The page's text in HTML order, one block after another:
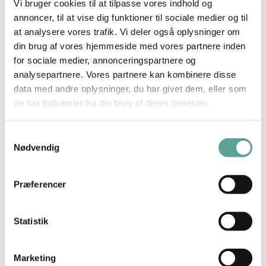
Vi bruger cookies til at tilpasse vores indhold og
annoncer, til at vise dig funktioner til sociale medier og til
at analysere vores trafik. Vi deler også oplysninger om
din brug af vores hjemmeside med vores partnere inden
for sociale medier, annonceringspartnere og
analysepartnere. Vores partnere kan kombinere disse
data med andre oplysninger, du har givet dem, eller som
de har indsamlet fra din brug af deres tjenester.
Nødvendig
Præferencer
Statistik
Marketing
de kosmetiske effekter: Halsen bliver længere,
eventuel dobbelthage bliver mindre, slappe
muskler bliver stimuleret og vitaliseret, huden
bliver glattere og eventuelle hævelser bliver
udlignet.
Vælg mellem 45 og 60
45 minutters anti-stress
for en hypnotiserende massage, der